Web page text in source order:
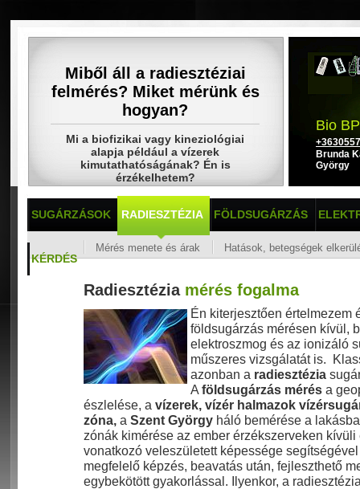
Miből áll a radiesztéziai
felmérés? Miket mérünk és
hogyan?
Mi a biofizikai vagy kineziológiai
alapja például a vízerek
kimutathatóságának? Én is
érzékelhetem?
Bio
Brunda
György
SUGÁRZÁSOK RADIESZTÉZIA FÖLDSUGÁRZÁS
KÉRDÉS
Mérés menete és árak Hatások, betegségek
Radiesztézia mérés fogalma
Én kiterjesztően értelmezem
földsugárzás mérésen kívül,
elektroszmog és az ionizáló
műszeres vizsgálatát is.
azonban a radiesztézia
A földsugárzás mérés a
észlelése, a vízerek, vízér halmazok
zóna, a Szent György háló bemérése a
zónák kimérése az ember érzékszerveken
vonatkozó veleszületett képessége
megfelelő képzés, beavatás után, fejleszthető
egybekötött gyakorlással. Ilyenkor, a